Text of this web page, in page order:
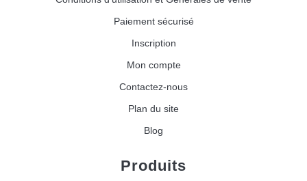
Paiement sécurisé
Inscription
Mon compte
Contactez-nous
Plan du site
Blog
Produits